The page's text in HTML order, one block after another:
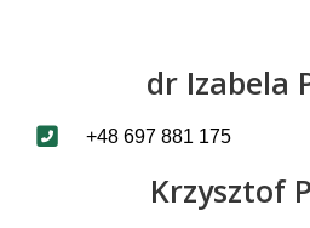
dr Izabela
+48 697 881 175
Krzysztof